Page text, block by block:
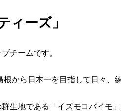
ィーズ」
チームです。
から日本一を目指して日々、
生地である「イズモコバイモ